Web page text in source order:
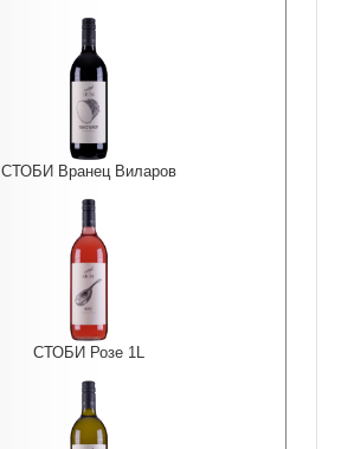
СТОБИ Вранец Виларов
СТОБИ Розе 1L